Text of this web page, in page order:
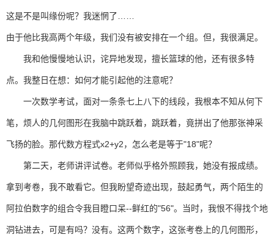
这是不是叫缘份呢？我迷惘了……
由于他比我高两个年级，我们没有被安排在一个组。但，我很满足。
我和他慢慢地认识，诧异地发现，擅长篮球的他，还有很多特
点。我整日在想：如何才能引起他的注意呢？
一次数学考试，面对一条条七上八下的线段，我根本不知从何下
笔，烦人的几何图形在我脑中跳跃着，跳跃着，竟拼出了他那张神采
飞扬的脸。那代数方程式x2+y2，怎么老是等于"18"呢？
第二天，老师讲评试卷。老师似乎格外照顾我，她没有报成绩。
拿到考卷，我不敢看它。但我盼望奇迹出现，鼓起勇气，两个陌生的
阿拉伯数字的组合令我目瞪口呆--鲜红的"56"。当时，我恨不得找个地
洞钻进去，可是有吗？没有。这两个数字，这张考卷上的几何图形，